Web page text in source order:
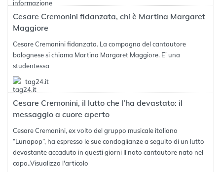
Cesare Cremonini fidanzata, chi è Martina Margaret
Maggiore
Cesare Cremonini fidanzata. La compagna del cantautore
bolognese si chiama Martina Margaret Maggiore. E' una
studentessa
tag24.it
Cesare Cremonini, il lutto che l’ha devastato: il
messaggio a cuore aperto
Cesare Cremonini, ex volto del gruppo musicale italiano
“Lunapop”, ha espresso le sue condoglianze a seguito di un lutto
devastante accaduto in questi giorni Il noto cantautore nato nel
capo..Visualizza l'articolo